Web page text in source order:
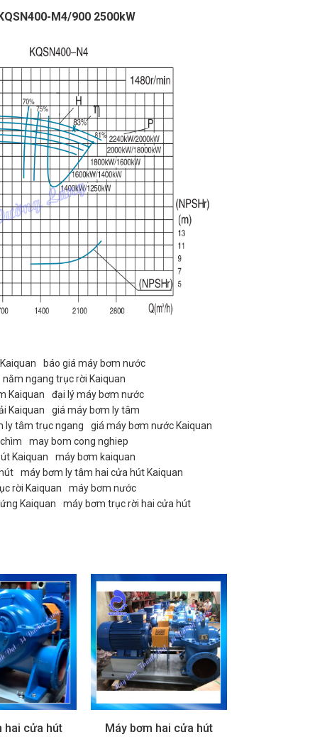
M4/900 2500kW
báo giá máy bơm nước
nằm ngang trục rời Kaiquan
Kaiquan
đại lý máy bơm nước
Kaiquan
giá máy bơm ly tâm
ly tâm trục ngang
giá máy bơm nước Kaiquan
may bom cong nghiep
Kaiquan
máy bơm kaiquan
máy bơm ly tâm hai cửa hút Kaiquan
rời Kaiquan
máy bơm nước
Kaiquan
máy bơm trục rời hai cửa hút
hai cửa hút
Máy bơm hai cửa hút